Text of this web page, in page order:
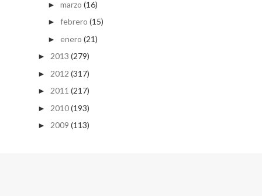
► marzo (16)
► febrero (15)
► enero (21)
► 2013 (279)
► 2012 (317)
► 2011 (217)
► 2010(193)
► 2009 (113)